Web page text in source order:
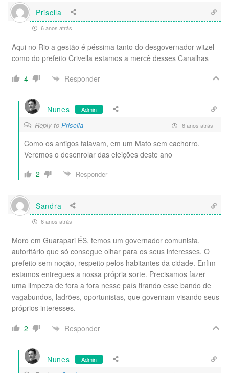
Priscila
6 anos atrás
Aqui no Rio a gestão é péssima tanto do desgovernador witzel
como do prefeito Crivella estamos a mercê desses Canalhas
4
Responder
Nunes Admin
Reply to Priscila 6 anos atrás
Como os antigos falavam, em um Mato sem cachorro.
Veremos o desenrolar das eleições deste ano
2
Responder
Sandra
6 anos atrás
Moro em Guarapari ÉS, temos um governador comunista,
autoritário que só consegue olhar para os seus interesses. O
prefeito sem noção, respeito pelos habitantes da cidade. Enfim
estamos entregues a nossa própria sorte. Precisamos fazer
uma limpeza de fora a fora nesse país tirando esse bando de
vagabundos, ladrões, oportunistas, que governam visando seus
próprios interesses.
2
Responder
Nunes Admin